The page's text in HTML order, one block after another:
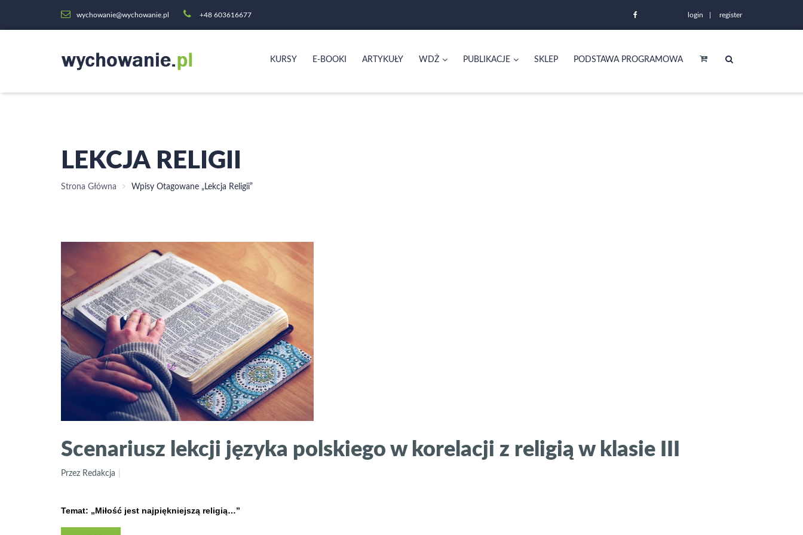
wychowanie@wychowanie.pl +48 603616677 login register
KURSY E-BOOKI ARTYKUŁY WDŻ PUBLIKACJE SKLEP PODSTAWA PROGRAMOWA
LEKCJA RELIGII
Strona Główna Wpisy Otagowane „lekcja Religii”
Scenariusz lekcji języka polskiego w korelacji z religią w klasie III
Przez Redakcja
Temat: „Miłość jest najpiękniejszą religią…”